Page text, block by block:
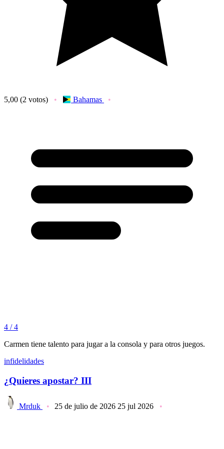
5,00 (2 votos) Bahamas
4 / 4
Carmen tiene talento para jugar a la consola y para otros juegos.
infidelidades
¿Quieres apostar? III
Mrduk 25 de julio de 2026 25 jul 2026